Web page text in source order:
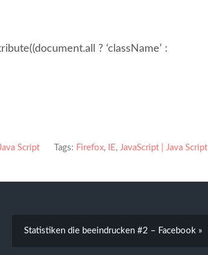
? ‘className’ :
Script Tags: Firefox, IE, JavaScript | Java Script
Statistiken die beeindrucken #2 – Facebook »